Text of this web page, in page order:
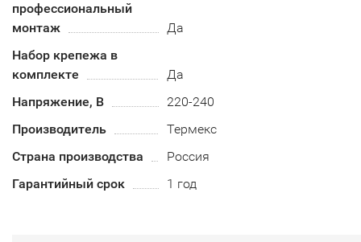
профессиональный
монтаж
Да
Набор крепежа в
комплекте
Да
Напряжение, В
220-240
Производитель
Термекс
Страна производства
Россия
Гарантийный срок
1 год